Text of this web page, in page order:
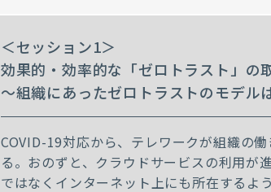
＜セッション1＞
効果的・効率的な「ゼロトラスト」の
～組織にあったゼロトラストのモデル
COVID-19対応から、テレワークが組織の
る。おのずと、クラウドサービスの利用が
ではなくインターネット上にも所在するよ